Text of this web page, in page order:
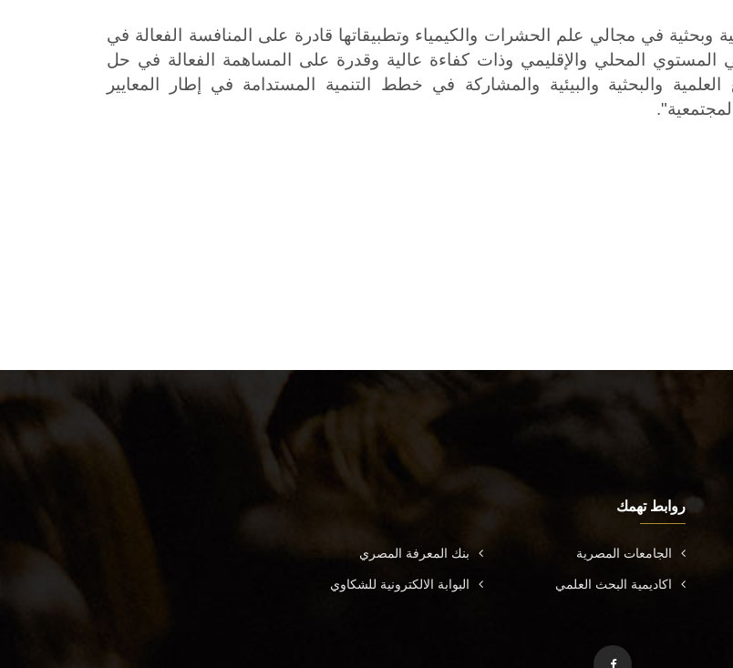
وبحثية في مجالي علم الحشرات والكيمياء وتطبيقاتها قادرة على المنافسة الفعالة في
المحلي والإقليمي وذات كفاءة عالية وقدرة على المساهمة الفعالة في حل
والبحثية والبيئية والمشاركة في خطط التنمية المستدامة في إطار المعايير
المجتمعية".
روابط تهمك
الجامعات المصرية بنك المعرفة المصري
اكاديمية البحث العلمي البوابة الالكترونية للشكاوي